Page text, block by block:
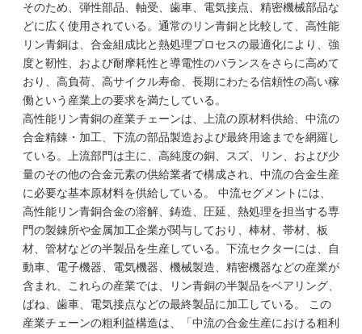
そのため、弾性部品、軸受、歯車、電気接点、精密機械部品な
どに広く使用されている。通常のリン青銅と比較して、高性能
リン青銅は、合金組成比と熱処理プロセスの最適化により、強
度と靭性、および耐摩耗性と導電性のバランスをさらに高めて
おり、高負荷、高サイクル寿命、長期にわたる信頼性の高い稼
働という産業上の要求を満たしている。
高性能リン青銅の産業チェーンは、上流の原材料供給、中流の
合金精錬・加工、下流の部品製造および最終用途までを網羅し
ている。上流部門は主に、高純度の銅、スズ、リン、および少
量のその他の合金元素の供給業者で構成され、中流の合金生産
に必要な基本原材料を供給している。 中流セグメントには、
高性能リン青銅合金の溶解、鋳造、圧延、熱処理を担当する専
門の製錬所や金属加工企業が関与しており、棒材、帯材、板
材、管材などの半製品を生産している。下流セクターには、自
動車、電子機器、電気機器、機械製造、精密機器などの産業が
含まれ、これらの産業では、リン青銅の半製品をベアリング、
ばね、歯車、電気接点などの最終製品に加工している。 この
産業チェーンの粗利益構造は、「中流の合金生産における粗利